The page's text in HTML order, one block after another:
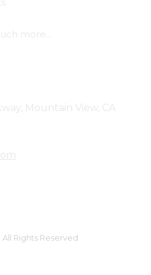
more...
Mountain View, CA
Rights Reserved